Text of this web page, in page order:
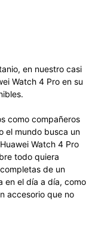
en nuestro casi
Watch 4 Pro en su
como compañeros
el mundo busca un
Watch 4 Pro
todo quiera
de un
en el día a día, como
accesorio que no